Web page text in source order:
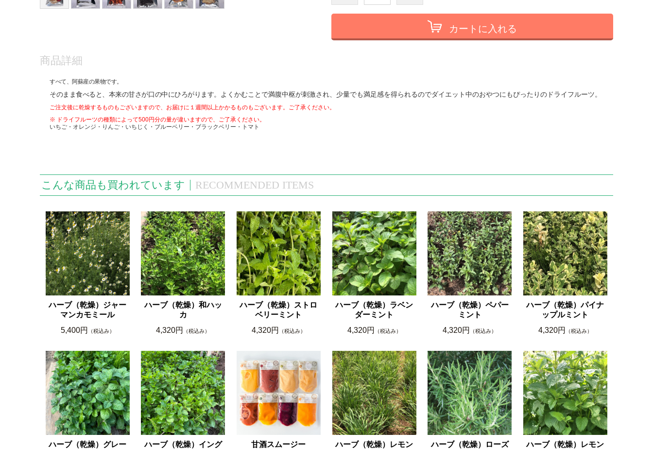
カートに入れる
商品詳細
すべて、阿蘇産の果物です。
そのまま食べると、本来の甘さが口の中にひろがります。 よくかむことで満腹中枢が刺激され、少量でも満足感を得られるのでダイエット中のおやつにもぴったりのドライフルーツ。
ご注文後に乾燥するものもございますので、お届けに１週間以上かかるものもございます。ご了承ください。
※ ドライフルーツの種類によって500円分の量が違いますので、ご了承ください。
いちご・オレンジ・りんご・いちじく・ブルーベリー・ブラックベリー・トマト
RECOMMENDED ITEMS
こんな商品も買われています
ハーブ（乾燥）ジャー
マンカモミール
5,400円
（税込み）
ハーブ（乾燥）和ハッ
カ
4,320円
（税込み）
ハーブ（乾燥）ストロ
ベリーミント
4,320円
（税込み）
ハーブ（乾燥）ラベン
ダーミント
4,320円
（税込み）
ハーブ（乾燥）ペパー
ミント
4,320円
（税込み）
ハーブ（乾燥）パイナ
ップルミント
4,320円
（税込み）
ハーブ（乾燥）グレー
ハーブ（乾燥）イング
甘酒スムージー
ハーブ（乾燥）レモン
ハーブ（乾燥）ローズ
ハーブ（乾燥）レモン